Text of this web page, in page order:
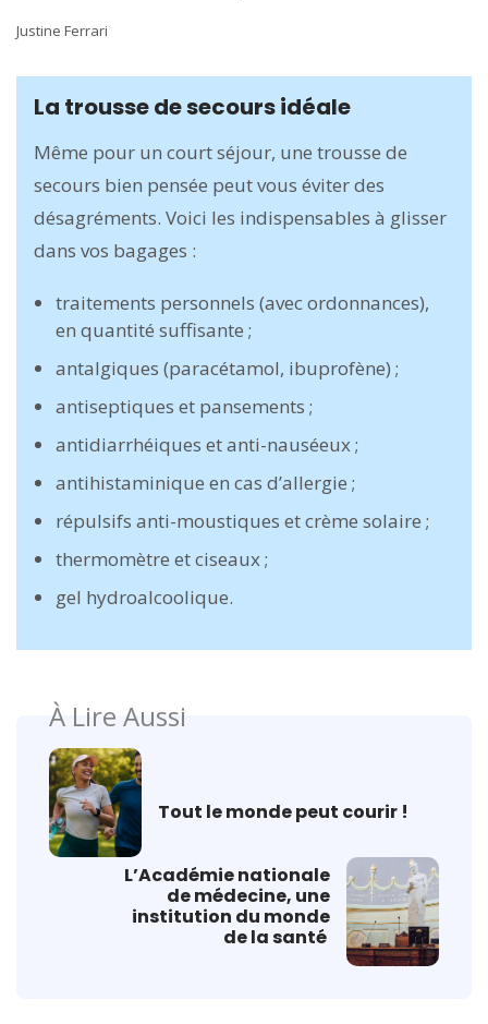
Justine Ferrari
La trousse de secours idéale
Même pour un court séjour, une trousse de
secours bien pensée peut vous éviter des
désagréments. Voici les indispensables à glisser
dans vos bagages :
traitements personnels (avec ordonnances),
en quantité suffisante ;
antalgiques (paracétamol, ibuprofène) ;
antiseptiques et pansements ;
antidiarrhéiques et anti-nauséeux ;
antihistaminique en cas d’allergie ;
répulsifs anti-moustiques et crème solaire ;
thermomètre et ciseaux ;
gel hydroalcoolique.
À Lire Aussi
Tout le monde peut courir !
L’Académie nationale
de médecine, une
institution du monde
de la santé